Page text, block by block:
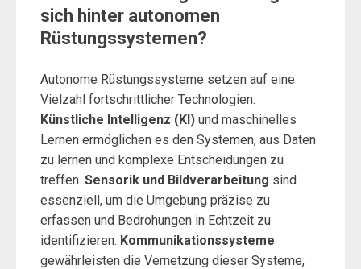
sich hinter autonomen
Rüstungssystemen?
Autonome Rüstungssysteme setzen auf eine
Vielzahl fortschrittlicher Technologien.
Künstliche Intelligenz (KI) und maschinelles
Lernen ermöglichen es den Systemen, aus Daten
zu lernen und komplexe Entscheidungen zu
treffen. Sensorik und Bildverarbeitung sind
essenziell, um die Umgebung präzise zu
erfassen und Bedrohungen in Echtzeit zu
identifizieren. Kommunikationssysteme
gewährleisten die Vernetzung dieser Systeme,